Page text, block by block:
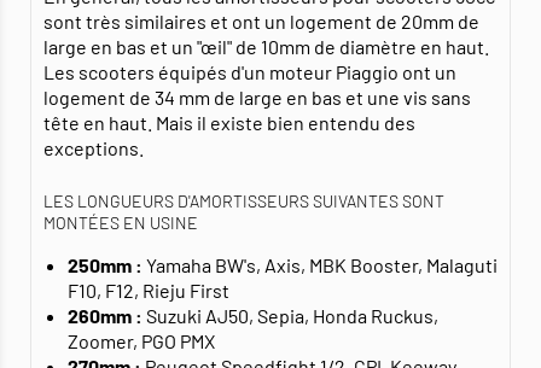
sont très similaires et ont un logement de 20mm de
large en bas et un "œil" de 10mm de diamètre en haut.
Les scooters équipés d'un moteur Piaggio ont un
logement de 34 mm de large en bas et une vis sans
tête en haut. Mais il existe bien entendu des
exceptions.
LES LONGUEURS D'AMORTISSEURS SUIVANTES SONT
MONTÉES EN USINE
250mm : Yamaha BW's, Axis, MBK Booster, Malaguti
F10, F12, Rieju First
260mm : Suzuki AJ50, Sepia, Honda Ruckus,
Zoomer, PGO PMX